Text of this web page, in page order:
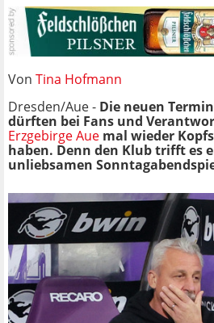
Von Tina Hofmann
Dresden/Aue - Die neuen
dürften bei Fans und
Erzgebirge Aue mal wieder
haben. Denn den Klub trifft es
unliebsamen